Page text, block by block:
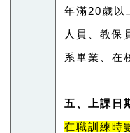
年滿20歲以
人員、教保
系畢業、在
五、上課
在職訓練時